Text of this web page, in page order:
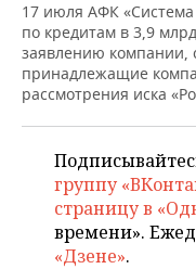
ОПК
ЭНЕРГЕТИКА
УСЛУГИ
МЕДИА
ВЫЕЗДНАЯ
БИЗНЕС-БРАНЧИ
ОТКРЫТАЯ ЛЕКЦИЯ
НОВОСТИ СПОРТА
ФУТБОЛ
БАСКЕТБОЛ
ВОЛЕЙБОЛ
ОБЩЕСТВО
НОВОСТИ
ИНФРАСТРУКТУРА
ИСТОРИЯ
ФОТОГАЛЕРЕЯ
СПРАВОЧНИК
СПИСОК ПЕРСОН
ПОЛНАЯ ВЕРСИЯ
17 июля АФК
по кредитам в 3,9
заявлению компании,
принадлежащие
рассмотрения иска
группу
страницу в
времени».
«Дзене».